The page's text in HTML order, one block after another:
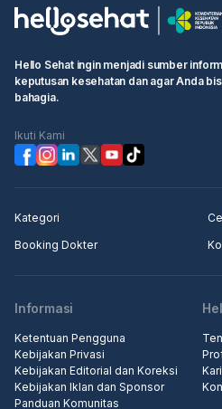
• Pilih waktu ujian dan klik kotak
booking"
Langkah 2: Pergi ke rumah sakit
konter penerimaan medis,
kepada resepsionis/perawat
Langkah 3: Masuk ke klinik untuk
Hello Sehat ingin menjadi sumber
keputusan kesehatan dan agar Anda
bahagia.
Ikuti Kami
Kategori
Booking Dokter
Informasi
Ketentuan Pengguna
Kebijakan Privasi
Kebijakan Editorial dan Koreksi
Kebijakan Iklan dan Sponsor
Panduan Komunitas